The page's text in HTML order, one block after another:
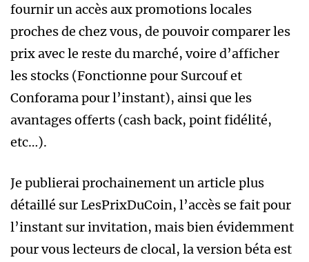
fournir un accès aux promotions locales
proches de chez vous, de pouvoir comparer les
prix avec le reste du marché, voire d’afficher
les stocks (Fonctionne pour Surcouf et
Conforama pour l’instant), ainsi que les
avantages offerts (cash back, point fidélité,
etc…).
Je publierai prochainement un article plus
détaillé sur LesPrixDuCoin, l’accès se fait pour
l’instant sur invitation, mais bien évidemment
pour vous lecteurs de clocal, la version béta est